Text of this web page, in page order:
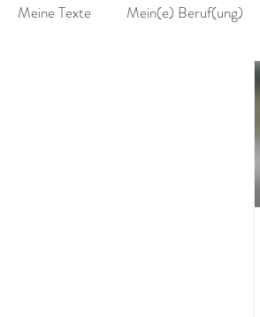
Meine Texte Mein(e) Beruf(ung)